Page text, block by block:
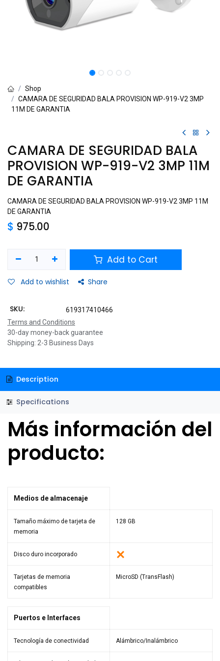
Shop
CAMARA DE SEGURIDAD BALA PROVISION WP-919-V2 3MP
11M DE GARANTIA
CAMARA DE SEGURIDAD BALA
PROVISION WP-919-V2 3MP 11M
DE GARANTIA
CAMARA DE SEGURIDAD BALA PROVISION WP-919-V2 3MP 11M
DE GARANTIA
$ 975.00
Add to Cart
Add to wishlist Share
SKU:
619317410466
Terms and Conditions
30-day money-back guarantee
Shipping: 2-3 Business Days
Description
Specifications
Más información del
producto:
Medios de almacenaje
Tamaño máximo de tarjeta de
memoria
128 GB
Disco duro incorporado
Tarjetas de memoria
compatibles
MicroSD (TransFlash)
Puertos e Interfaces
Tecnología de conectividad Alámbrico/Inalámbrico